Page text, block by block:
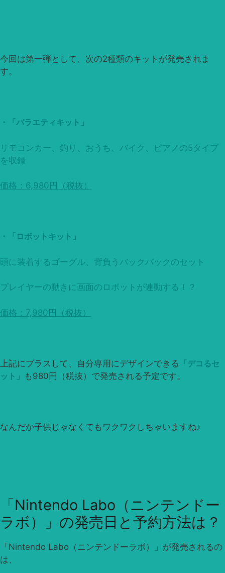
今回は第一弾として、次の2種類のキットが発売されま
す。
・「バラエティキット」
リモコンカー、釣り、おうち、バイク、ピアノの5タイプ
を収録
価格：6,980円（税抜）
・「ロボットキット」
頭に装着するゴーグル、背負うバックパックのセット
プレイヤーの動きに画面のロボットが連動する！？
価格：7,980円（税抜）
上記にプラスして、自分専用にデザインできる 「デコるセ
ット」 も980円（税抜）で発売される予定です。
なんだか子供じゃなくてもワクワクしちゃいますね♪
「Nintendo Labo（ニンテンドー
ラボ）」の発売日と予約方法は？
「Nintendo Labo（ニンテンドーラボ）」が発売されるの
は、